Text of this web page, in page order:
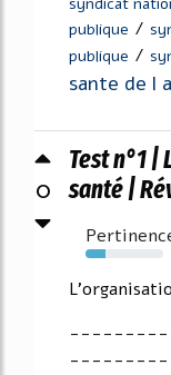
publique /
publique /
sante de l
0
Test n°1 |
santé |
25%